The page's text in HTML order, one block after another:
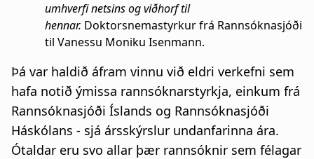
umhverfi netsins og viðhorf til
hennar. Doktorsnemastyrkur frá Rannsóknasjóði
til Vanessu Moniku Isenmann.
Þá var haldið áfram vinnu við eldri verkefni sem
hafa notið ýmissa rannsóknarstyrkja, einkum frá
Rannsóknasjóði Íslands og Rannsóknasjóði
Háskólans - sjá ársskýrslur undanfarinna ára.
Ótaldar eru svo allar þær rannsóknir sem félagar